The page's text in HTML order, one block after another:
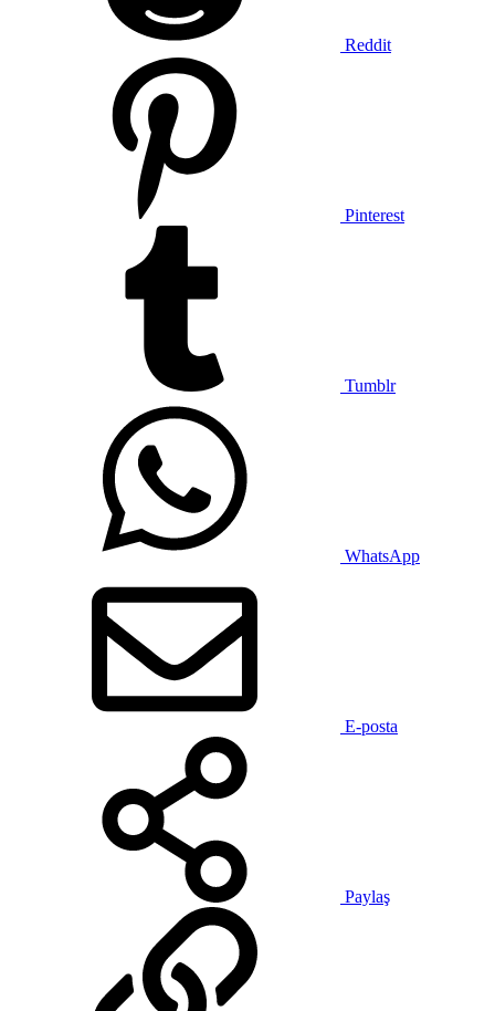
Reddit
Pinterest
Tumblr
WhatsApp
E-posta
Paylaş